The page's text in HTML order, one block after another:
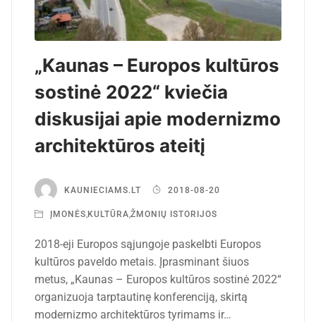
„Kaunas – Europos kultūros
sostinė 2022“ kviečia
diskusijai apie modernizmo
architektūros ateitį
KAUNIECIAMS.LT 2018-08-20
ĮMONĖS,KULTŪRA,ŽMONIŲ ISTORIJOS
2018-eji Europos sąjungoje paskelbti Europos
kultūros paveldo metais. Įprasminant šiuos
metus, „Kaunas – Europos kultūros sostinė 2022“
organizuoja tarptautinę konferenciją, skirtą
modernizmo architektūros tyrimams ir…